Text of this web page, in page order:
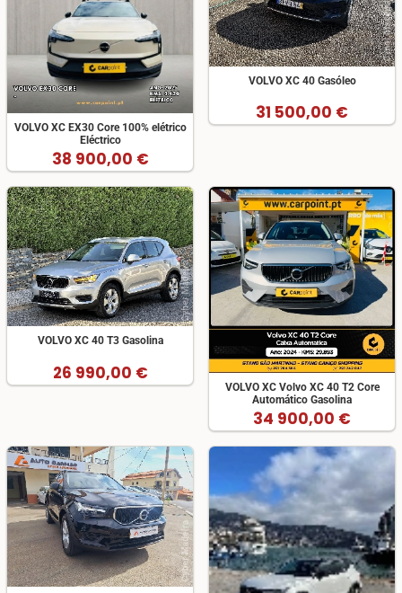
VOLVO XC EX30 Core 100% elétrico
Eléctrico
38 900,00 €
VOLVO XC 40 Gasóleo
31 500,00 €
VOLVO XC 40 T3 Gasolina
26 990,00 €
VOLVO XC Volvo XC 40 T2 Core
Automático Gasolina
34 900,00 €